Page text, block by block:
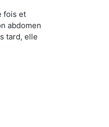
fois et
abdomen
tard, elle